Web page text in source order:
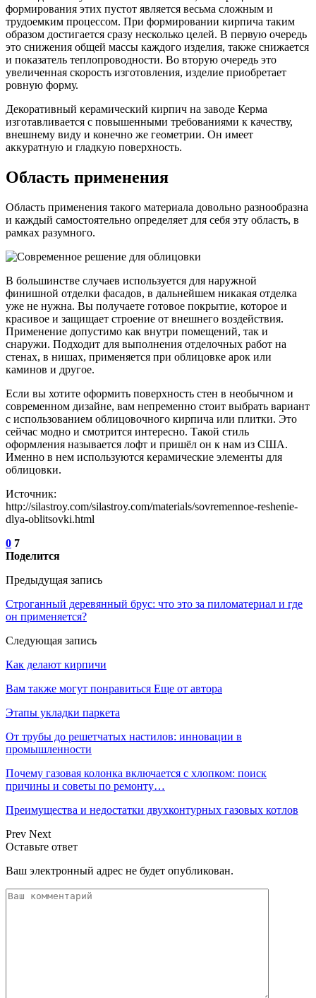
формирования этих пустот является весьма сложным и
трудоемким процессом. При формировании кирпича таким
образом достигается сразу несколько целей. В первую очередь
это снижения общей массы каждого изделия, также снижается
и показатель теплопроводности. Во вторую очередь это
увеличенная скорость изготовления, изделие приобретает
ровную форму.
Декоративный керамический кирпич на заводе Керма
изготавливается с повышенными требованиями к качеству,
внешнему виду и конечно же геометрии. Он имеет
аккуратную и гладкую поверхность.
Область применения
Область применения такого материала довольно разнообразна
и каждый самостоятельно определяет для себя эту область, в
рамках разумного.
В большинстве случаев используется для наружной
финишной отделки фасадов, в дальнейшем никакая отделка
уже не нужна. Вы получаете готовое покрытие, которое и
красивое и защищает строение от внешнего воздействия.
Применение допустимо как внутри помещений, так и
снаружи. Подходит для выполнения отделочных работ на
стенах, в нишах, применяется при облицовке арок или
каминов и другое.
Если вы хотите оформить поверхность стен в необычном и
современном дизайне, вам непременно стоит выбрать вариант
с использованием облицовочного кирпича или плитки. Это
сейчас модно и смотрится интересно. Такой стиль
оформления называется лофт и пришёл он к нам из США.
Именно в нем используются керамические элементы для
облицовки.
Источник:
http://silastroy.com/silastroy.com/materials/sovremennoe-reshenie-
dlya-oblitsovki.html
0 7
Поделится
Предыдущая запись
Строганный деревянный брус: что это за пиломатериал и где
он применяется?
Следующая запись
Как делают кирпичи
Вам также могут понравиться Еще от автора
Этапы укладки паркета
От трубы до решетчатых настилов: инновации в
промышленности
Почему газовая колонка включается с хлопком: поиск
причины и советы по ремонту…
Преимущества и недостатки двухконтурных газовых котлов
Prev Next
Оставьте ответ
Ваш электронный адрес не будет опубликован.